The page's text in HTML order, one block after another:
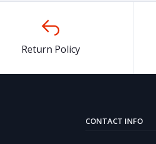
Return Policy
CONTACT INFO